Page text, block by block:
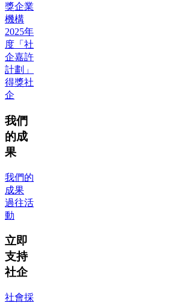
獎企業
機構
2025年
度「社
企嘉許
計劃」
得獎社
企
我們
的成
果
我們的
成果
過往活
動
立即
支持
社企
社會採